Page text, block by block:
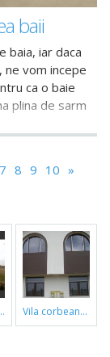
baii
baia, iar daca
vom incepe
ca o baie
plina de sarm
7 8 9 10 »
vila corbeanca